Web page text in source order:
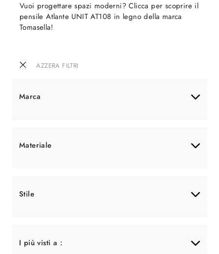
AZZERA FILTRI
Marca
Materiale
Stile
I più visti a :
Vuoi progettare spazi moderni? Clicca per scoprire il
pensile Atlante UNIT AT108 in legno della marca
Tomasella!